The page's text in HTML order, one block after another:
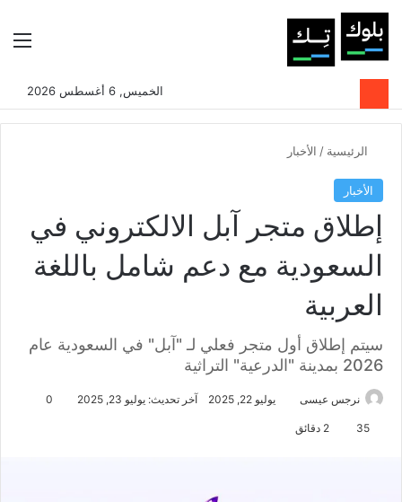
بحثالوضع
الخميس, 6 أغسطس 2026
الرئيسية / الأخبار
الأخبار
إطلاق متجر آبل الالكتروني في
السعودية مع دعم شامل باللغة
العربية
سيتم إطلاق أول متجر فعلي لـ "آبل" في السعودية عام
2026 بمدينة "الدرعية" التراثية
نرجس عيسى يوليو 22, 2025 آخر تحديث: يوليو 23, 2025 0
35